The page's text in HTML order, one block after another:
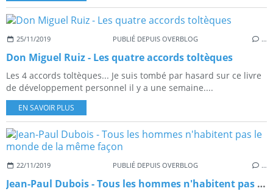
25/11/2019 PUBLIÉ DEPUIS OVERBLOG …
Don Miguel Ruiz - Les quatre accords toltèques
Les 4 accords toltèques... Je suis tombé par hasard sur ce livre
de développement personnel il y a une semaine....
EN SAVOIR PLUS
22/11/2019 PUBLIÉ DEPUIS OVERBLOG …
Jean-Paul Dubois - Tous les hommes n'habitent pas le monde de la même façon